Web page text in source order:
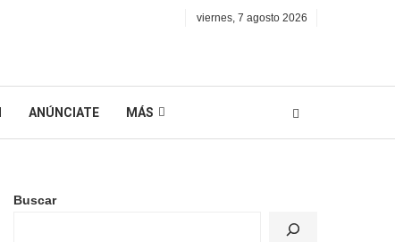
viernes, 7 agosto 2026
ANÚNCIATE MÁS
Buscar